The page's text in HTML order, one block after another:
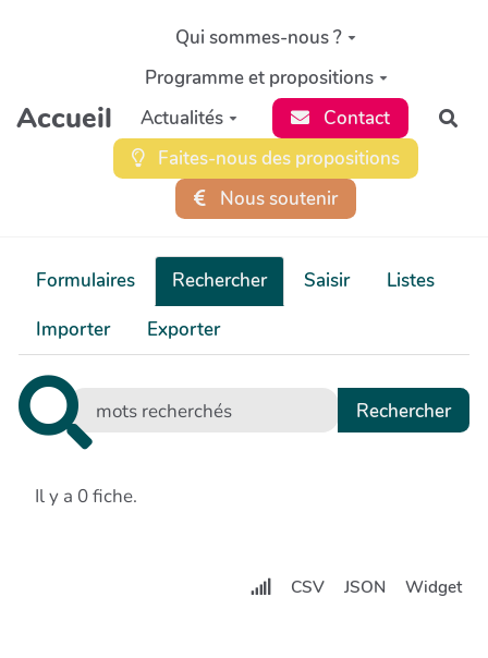
Aller au contenu principal
Accueil
Qui sommes-nous ?
Programme et propositions
Actualités
Contact
Faites-nous des propositions
Nous soutenir
Formulaires Rechercher Saisir
Listes
Importer
Exporter
Il y a 0 fiche.
CSV JSON Widget